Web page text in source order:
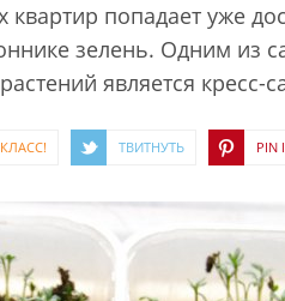
попадает уже
зелень. Одним из
является кресс-
КЛАСС! ТВИТНУТЬ PIN